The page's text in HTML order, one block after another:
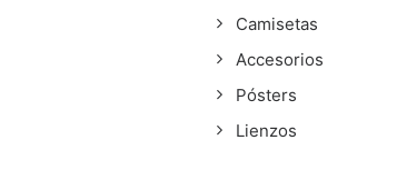
Camisetas
Accesorios
Pósters
Lienzos